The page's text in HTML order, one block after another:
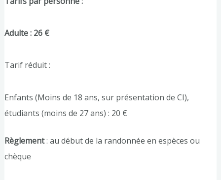
Adulte : 26 €
Tarif réduit :
Enfants (Moins de 18 ans, sur présentation de CI),
étudiants (moins de 27 ans) : 20 €
Règlement: au début de la randonnée en espèces ou
chèque